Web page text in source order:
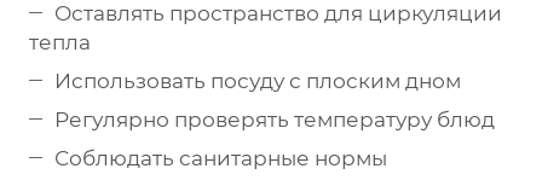
Оставлять пространство для циркуляции
тепла
Использовать посуду с плоским дном
Регулярно проверять температуру блюд
Соблюдать санитарные нормы